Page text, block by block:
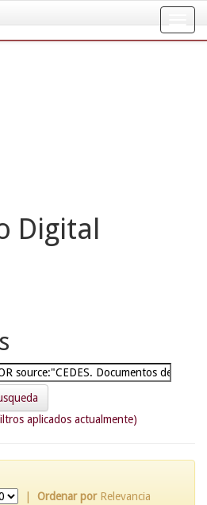
Digital
aplicados actualmente)
Ordenar por Relevancia